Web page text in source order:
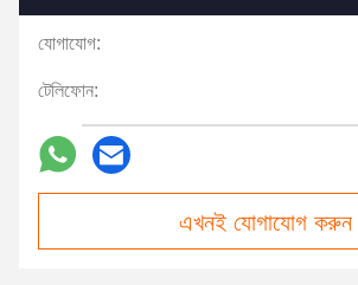
যোগাযোগ:
টেলিফোন:
এখনই যোগাযোগ করুন